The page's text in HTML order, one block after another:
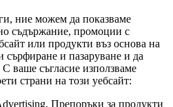
ние можем да показваме
съдържание, промоции с
или продукти въз основа на
сърфиране и пазаруване и да
ваше съгласие използваме
страни на този уебсайт:
Препоръки за продукти